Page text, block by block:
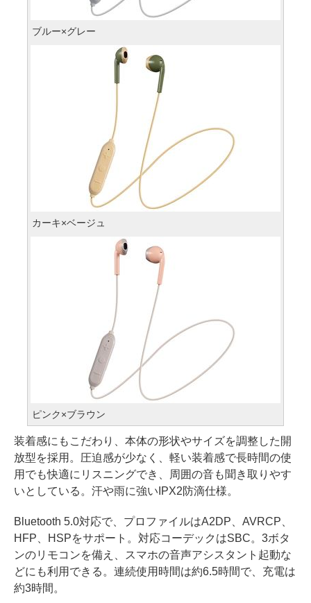
ブルー×グレー
カーキ×ベージュ
ピンク×ブラウン
装着感にもこだわり、本体の形状やサイズを調整した開
放型を採用。圧迫感が少なく、軽い装着感で長時間の使
用でも快適にリスニングでき、周囲の音も聞き取りやす
いとしている。汗や雨に強いIPX2防滴仕様。
Bluetooth 5.0対応で、プロファイルはA2DP、AVRCP、
HFP、HSPをサポート。対応コーデックはSBC。3ボタ
ンのリモコンを備え、スマホの音声アシスタント起動な
どにも利用できる。連続使用時間は約6.5時間で、充電は
約3時間。